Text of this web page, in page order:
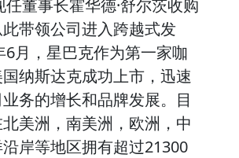
任董事长霍华德·舒尔茨收购
带领公司进入跨越式发
6月，星巴克作为第一家咖
纳斯达克成功上市，迅速
务的增长和品牌发展。目
美洲，南美洲，欧洲，中
岸等地区拥有超过21300